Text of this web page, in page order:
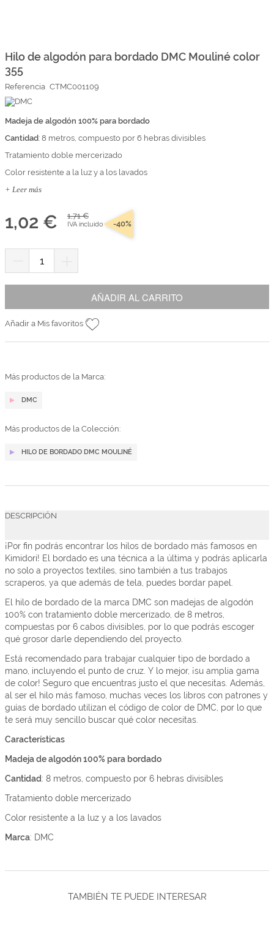
Top Ventas
Iniciar sesión/Regístrate
Somos Kimidori
comienzo
la
galería
imágenes
Hilo de algodón para bordado DMC Mouliné color
355
Referencia CTMC001109
Madeja de algodón 100% para bordado
Cantidad: 8 metros, compuesto por 6 hebras divisibles
Tratamiento doble mercerizado
Color resistente a la luz y a los lavados
+ Leer más
1,02 € 1,71 €
IVA incluido -40%
AÑADIR AL CARRITO
Añadir a Mis favoritos
Más productos de la Marca:
DMC
Más productos de la Colección:
HILO DE BORDADO DMC MOULINÉ
DESCRIPCIÓN
¡Por fin podrás encontrar los hilos de bordado más famosos en
Kimidori! El bordado es una técnica a la última y podrás aplicarla
no solo a proyectos textiles, sino también a tus trabajos
scraperos, ya que además de tela, puedes bordar papel.
El hilo de bordado de la marca DMC son madejas de algodón
100% con tratamiento doble mercerizado, de 8 metros,
compuestas por 6 cabos divisibles, por lo que podrás escoger
qué grosor darle dependiendo del proyecto.
Está recomendado para trabajar cualquier tipo de bordado a
mano, incluyendo el punto de cruz. Y lo mejor, ¡su amplia gama
de color! Seguro que encuentras justo el que necesitas. Además,
al ser el hilo más famoso, muchas veces los libros con patrones y
guías de bordado utilizan el código de color de DMC, por lo que
te será muy sencillo buscar qué color necesitas.
Características
Madeja de algodón 100% para bordado
Cantidad: 8 metros, compuesto por 6 hebras divisibles
Tratamiento doble mercerizado
Color resistente a la luz y a los lavados
Marca: DMC
TAMBIÉN TE PUEDE INTERESAR